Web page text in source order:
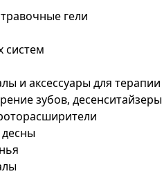
гели
систем
и аксессуары для терапии
зубов, десенситайзеры